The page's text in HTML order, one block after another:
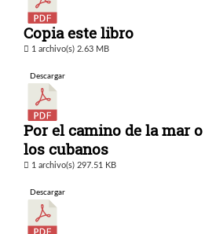
Copia este libro
1 archivo(s) 2.63 MB
Descargar
Por el camino de la mar
los cubanos
1 archivo(s) 297.51 KB
Descargar